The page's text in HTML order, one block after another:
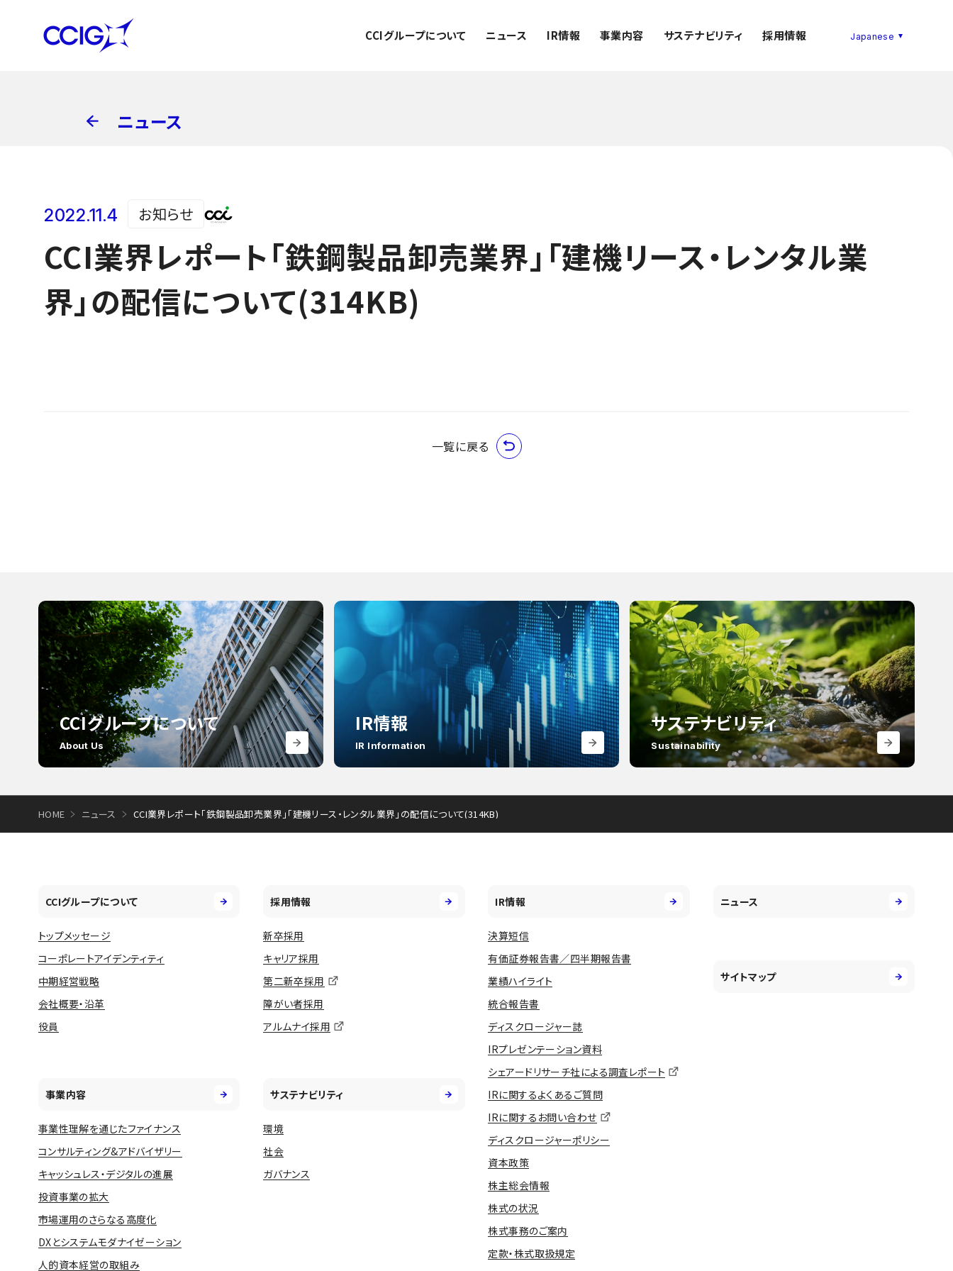
CCIグループについて ニュース IR情報 事業内容 サステナビリティ 採用情報
ニュース
2022.11.4 お知らせ
CCI業界レポート「鉄鋼製品卸売業界」「建機リース・レンタル業
界」の配信について(314KB)
一覧に戻る
CCIグループについて
About Us
IR情報
IR Information
サステナビリティ
Sustainability
HOME ニュース CCI業界レポート「鉄鋼製品卸売業界」「建機リース・レンタル業界」の配信について(314KB)
CCIグループについて
トップメッセージ
コーポレートアイデンティティ
中期経営戦略
会社概要・沿革
役員
事業内容
事業性理解を通じたファイナンス
コンサルティング&アドバイザリー
キャッシュレス・デジタルの進展
投資事業の拡大
市場運用のさらなる高度化
DXとシステムモダナイゼーション
人的資本経営の取組み
採用情報
新卒採用
キャリア採用
第二新卒採用
障がい者採用
アルムナイ採用
サステナビリティ
環境
社会
ガバナンス
IR情報
決算短信
有価証券報告書／四半期報告書
業績ハイライト
統合報告書
ディスクロージャー誌
IRプレゼンテーション資料
シェアードリサーチ社による調査レポート
IRに関するよくあるご質問
IRに関するお問い合わせ
ディスクロージャーポリシー
資本政策
株主総会情報
株式の状況
株式事務のご案内
定款・株式取扱規定
ニュース
サイトマップ